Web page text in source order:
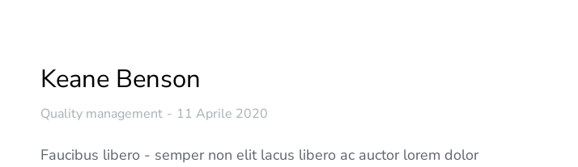
Keane Benson
Quality management 11 Aprile 2020
Faucibus libero - semper non elit lacus libero ac auctor lorem dolor